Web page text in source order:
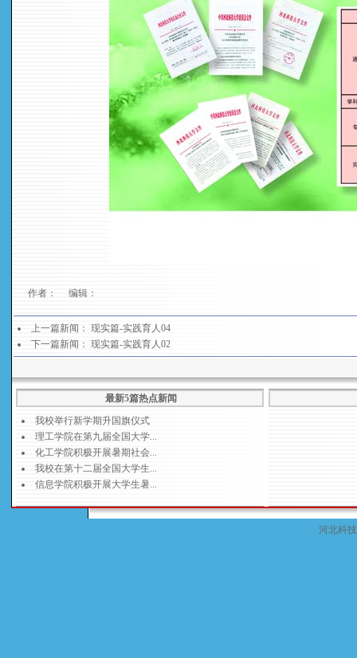
作者： 编辑：
上一篇新闻： 现实篇-实践育人04
下一篇新闻： 现实篇-实践育人02
最新5篇热点新闻
河北科